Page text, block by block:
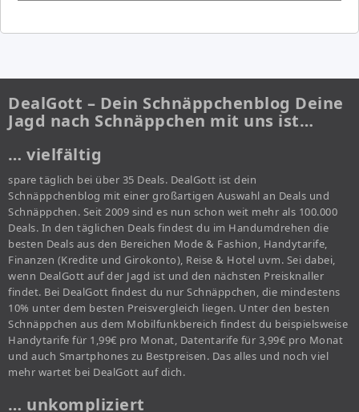
DealGott – Dein Schnäppchenblog Deine
Jagd nach Schnäppchen mit uns ist…
… vielfältig
spare täglich bei über 35 Deals. DealGott ist dein
Schnäppchenblog mit einer großartigen Auswahl an Deals und
Schnäppchen. Seit 2009 sind es nun schon weit mehr als 100.000
Deals. In den täglichen Deals findest du im Handumdrehen die
besten Deals aus den Bereichen Mode & Fashion, Handytarife,
Finanzen (Kredite und Girokonto), Reise & Hotel uvm. Sei dabei,
wenn DealGott auf der Jagd ist und den nächsten Preisknaller
findet. Bei DealGott findest du nur Schnäppchen, die mindestens
10% unter dem besten Preisvergleich liegen. Unter den besten
Schnäppchen aus dem Mobilfunkbereich findest du beispielsweise
Handytarife für 1,99€ pro Monat, Datentarife für 3,99€ pro Monat
und auch Smartphones zu Bestpreisen. Das alles und noch viel
mehr wartet bei DealGott auf dich.
… unkompliziert